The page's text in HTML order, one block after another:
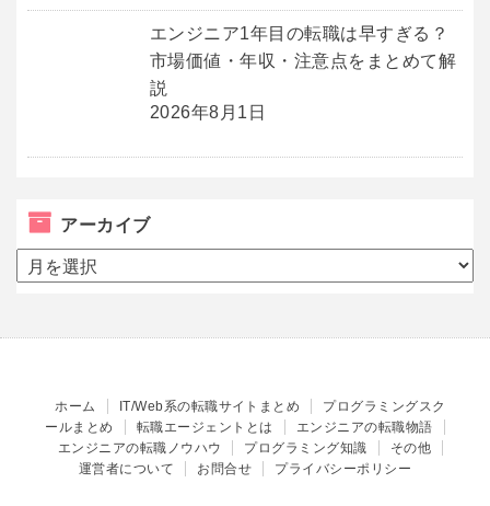
エンジニア1年目の転職は早すぎる？
市場価値・年収・注意点をまとめて解
説
2026年8月1日
アーカイブ
ア
ー
ホーム IT/Web系の転職サイトまとめ
プログラミングスク
ールまとめ
転職エージェントとは
エンジニアの転職物語
エンジニアの転職ノウハウ
プログラミング知識
その他
運営者について
お問合せ プライバシーポリシー